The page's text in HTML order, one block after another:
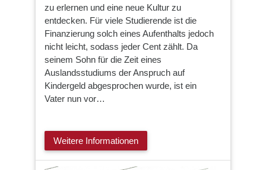
zu erlernen und eine neue Kultur zu
entdecken. Für viele Studierende ist die
Finanzierung solch eines Aufenthalts jedoch
nicht leicht, sodass jeder Cent zählt. Da
seinem Sohn für die Zeit eines
Auslandsstudiums der Anspruch auf
Kindergeld abgesprochen wurde, ist ein
Vater nun vor…
Weitere Informationen